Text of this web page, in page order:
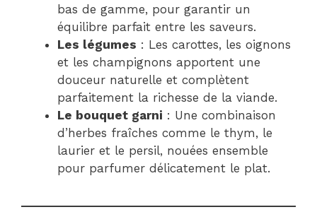
bas de gamme, pour garantir un
équilibre parfait entre les saveurs.
Les légumes : Les carottes, les oignons
et les champignons apportent une
douceur naturelle et complètent
parfaitement la richesse de la viande.
Le bouquet garni : Une combinaison
d’herbes fraîches comme le thym, le
laurier et le persil, nouées ensemble
pour parfumer délicatement le plat.